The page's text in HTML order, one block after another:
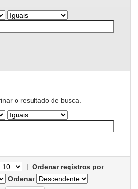
o resultado de busca.
| Ordenar registros por
Ordenar